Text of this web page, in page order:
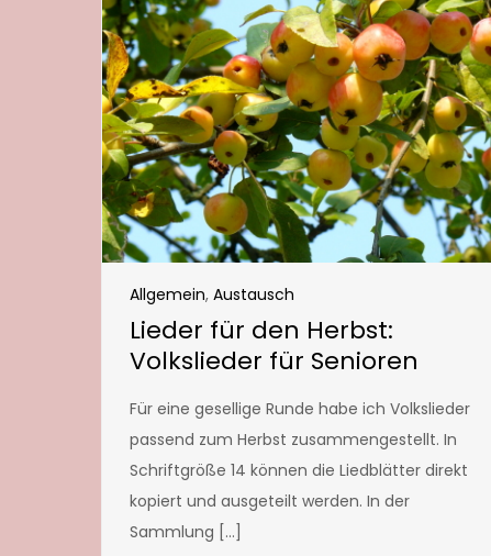
Allgemein, Austausch
Lieder für den Herbst:
Volkslieder für Senioren
Für eine gesellige Runde habe ich Volkslieder
passend zum Herbst zusammengestellt. In
Schriftgröße 14 können die Liedblätter direkt
kopiert und ausgeteilt werden. In der
Sammlung […]